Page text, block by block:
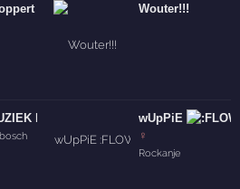
MAAKT JONGEREN KAPOT!!!
Wouter!!!
wUpPiE
♀
Rockanje